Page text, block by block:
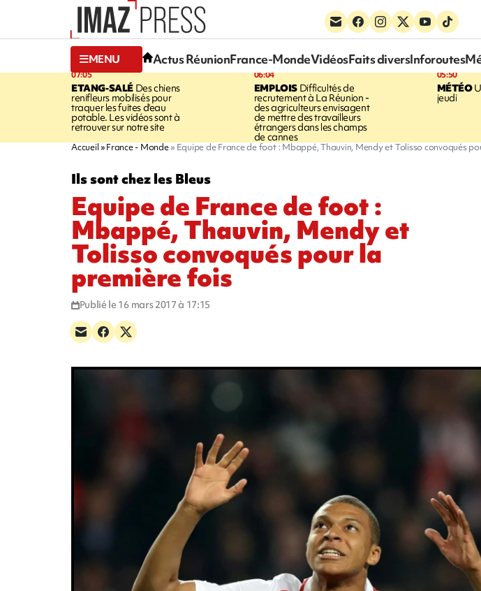
MENU Actus RéunionFrance-MondeVidéosFaits diversInforoutes
07:05
ETANG-SALÉ Des chiens
renifleurs mobilisés pour
traquer les fuites d'eau
potable. Les vidéos sont à
retrouver sur notre site
06:04
EMPLOIS Difficultés de
recrutement à La Réunion -
des agriculteurs envisagent
de mettre des travailleurs
étrangers dans les champs
de cannes
05:50
MÉTÉO
jeudi
Accueil France - Monde Equipe de France de foot : Mbappé, Thauvin, Mendy et Tolisso convoqués
Ils sont chez les Bleus
Equipe de France de foot :
Mbappé, Thauvin, Mendy et
Tolisso convoqués pour la
première fois
Publié le 16 mars 2017 à 17:15